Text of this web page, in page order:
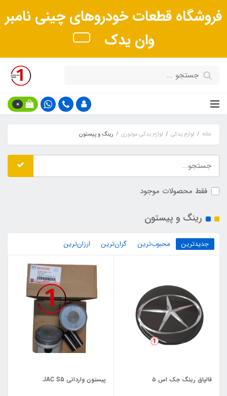
فروشگاه قطعات خودروهای چینی نامبر
وان یدک
0
خانه لوازم یدکی لوازم یدکی موتوری رینگ و پیستون
فقط محصولات موجود
رینگ و پیستون
جدیدترین محبوب‌ترین گران‌ترین ارزان‌ترین
قالپاق رینگ جک اس ۵ پیستون وارداتی JAC S5